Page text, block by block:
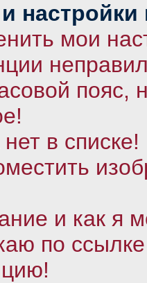
настройки
мои
пояс,
в списке!
и как я
по